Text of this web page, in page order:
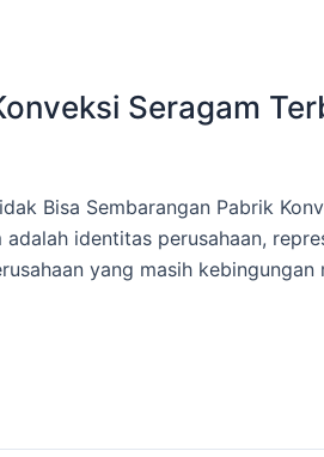
Seragam
Bisa Sembarangan Pabrik
identitas perusahaan,
yang masih